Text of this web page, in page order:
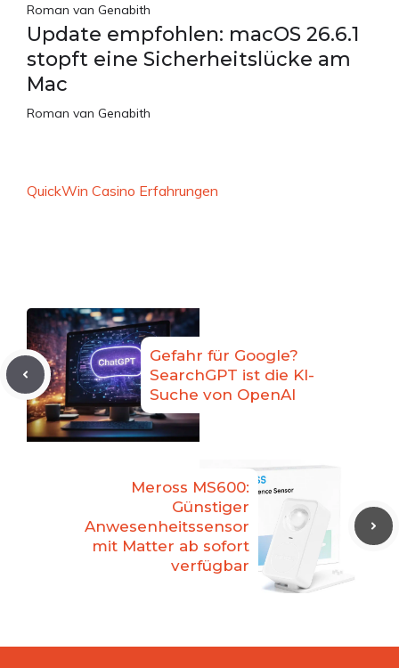
Roman van Genabith
Update empfohlen: macOS 26.6.1
stopft eine Sicherheitslücke am
Mac
Roman van Genabith
QuickWin Casino Erfahrungen
Gefahr für Google?
SearchGPT ist die KI-
Suche von OpenAI
Meross MS600:
Günstiger
Anwesenheitssensor
mit Matter ab sofort
verfügbar